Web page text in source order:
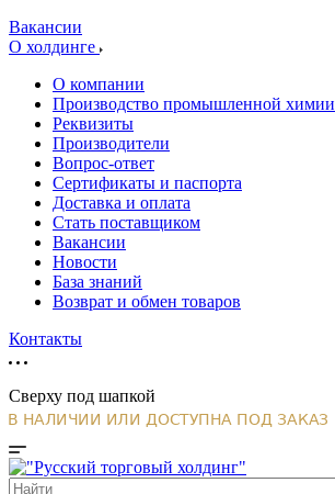
Вакансии
О холдинге
О компании
Производство промышленной химии
Реквизиты
Производители
Вопрос-ответ
Сертификаты и паспорта
Доставка и оплата
Стать поставщиком
Вакансии
Новости
База знаний
Возврат и обмен товаров
Контакты
Сверху под шапкой